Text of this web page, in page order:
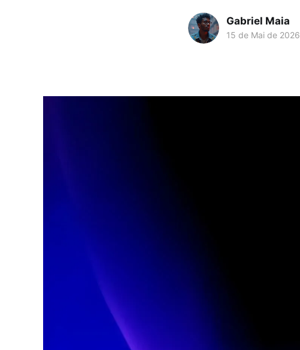
Gabriel Maia
15 de Mai de 2026